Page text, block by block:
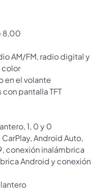
8,00
AM/FM, radio digital y
color
en el volante
pantalla TFT
1, 0 y 0
Android Auto,
conexión inalámbrica
Android y conexión